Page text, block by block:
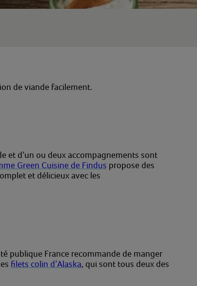
de viande facilement.
et d’un ou deux accompagnements sont
Green Cuisine de Findus propose des
et délicieux avec les
publique France recommande de manger
filets colin d’Alaska, qui sont tous deux des